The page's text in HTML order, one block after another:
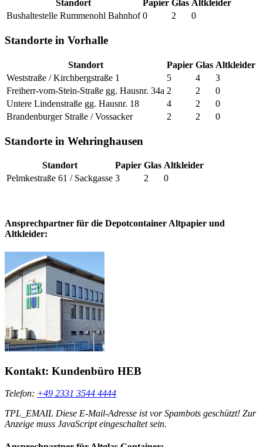
Standort Papier Glas Altkleider
Bushaltestelle Rummenohl Bahnhof 0 2 0
Standorte in Vorhalle
Standort Papier Glas Altkleider
Weststraße / Kirchbergstraße 1
5 4
3
Freiherr-vom-Stein-Straße gg. Hausnr. 34a 2 2
0
Untere Lindenstraße gg. Hausnr. 18
4 2
0
Brandenburger Straße / Vossacker
2 2 0
Standorte in Wehringhausen
Standort Papier Glas Altkleider
Pelmkestraße 61 / Sackgasse 3 2 0
Ansprechpartner für die Depotcontainer Altpapier und
Altkleider:
Kontakt: Kundenbüro HEB
Telefon: +49 2331 3544 4444
TPL_EMAIL Diese E-Mail-Adresse ist vor Spambots geschützt! Zur
Anzeige muss JavaScript eingeschaltet sein.